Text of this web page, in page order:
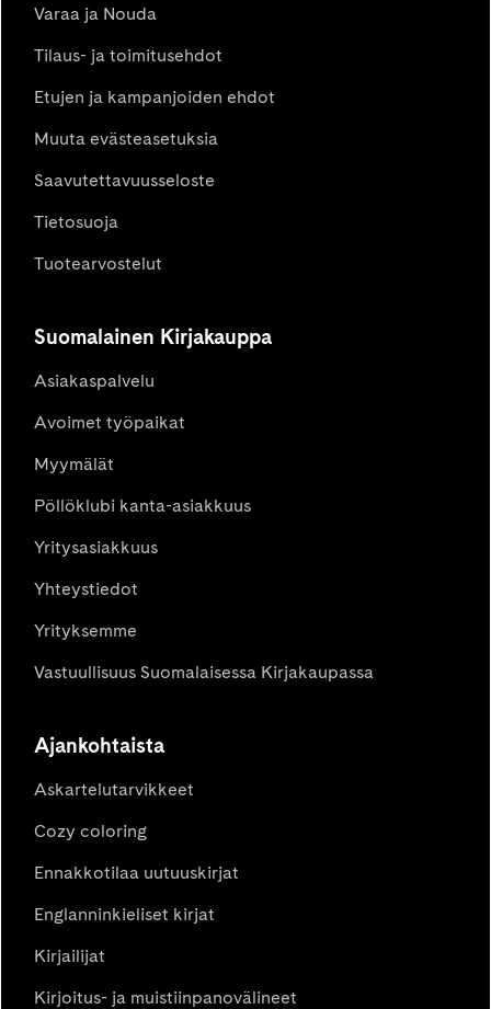
Varaa ja Nouda
Tilaus- ja toimitusehdot
Etujen ja kampanjoiden ehdot
Muuta evästeasetuksia
Saavutettavuusseloste
Tietosuoja
Tuotearvostelut
Suomalainen Kirjakauppa
Asiakaspalvelu
Avoimet työpaikat
Myymälät
Pöllöklubi kanta-asiakkuus
Yritysasiakkuus
Yhteystiedot
Yrityksemme
Vastuullisuus Suomalaisessa Kirjakaupassa
Ajankohtaista
Askartelutarvikkeet
Cozy coloring
Ennakkotilaa uutuuskirjat
Englanninkieliset kirjat
Kirjailijat
Kirjoitus- ja muistiinpanovälineet